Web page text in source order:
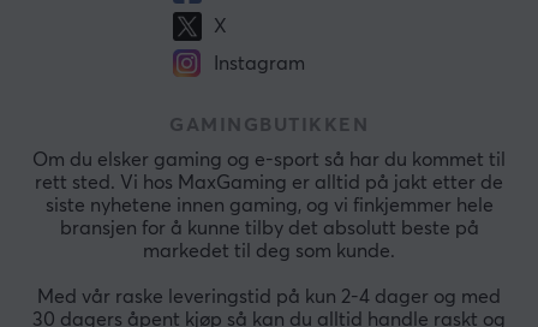
X
Instagram
GAMINGBUTIKKEN
Om du elsker gaming og e-sport så har du kommet til
rett sted. Vi hos MaxGaming er alltid på jakt etter de
siste nyhetene innen gaming, og vi finkjemmer hele
bransjen for å kunne tilby det absolutt beste på
markedet til deg som kunde.
Med vår raske leveringstid på kun 2-4 dager og med
30 dagers åpent kjøp så kan du alltid handle raskt og